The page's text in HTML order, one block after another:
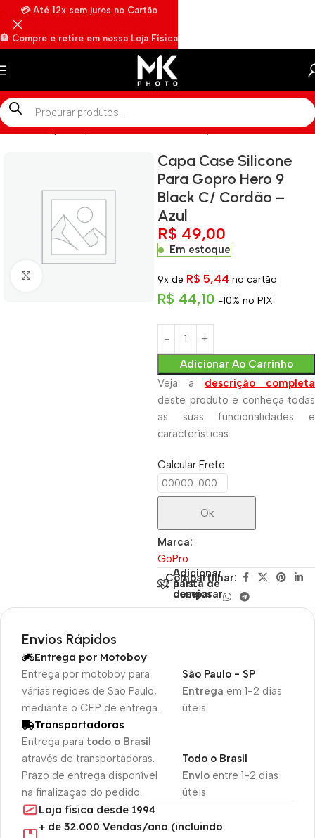
Pular para a navegação
Pular para o conteúdo principal
Início»Shop»Capa Case Silicone Para Gopro Hero 9 Black C/
Capa Case Silicone
Para Gopro Hero 9
Black C/ Cordão –
Azul
R$ 49,00
Em estoque
9x de R$ 5,44 no cartão
R$ 44,10 -10% no PIX
Adicionar Ao Carrinho
Veja a descrição completa
deste produto e conheça todas
as suas funcionalidades e
características.
Calcular Frete
Ok
Marca:
GoPro
Adicionar
para
comparar
Adicionar
à lista de
desejos
Compartilhar:
Envios Rápidos
Entrega por Motoboy
Entrega por motoboy para
várias regiões de São Paulo,
mediante o CEP de entrega.
Entrega em 1-2 dias
úteis
São Paulo - SP
Transportadoras
Entrega para todo o Brasil
através de transportadoras.
Prazo de entrega disponível
na finalização do pedido.
Envioentre 1-2 dias
úteis
Todo o Brasil
Loja física desde 1994
+ de 32.000 Vendas/ano (incluindo
💳 Até 12x sem juros no Cartão
🏦 Compre e retire em nossa Loja Física
🏍️ Envios rápidos por Motoboy